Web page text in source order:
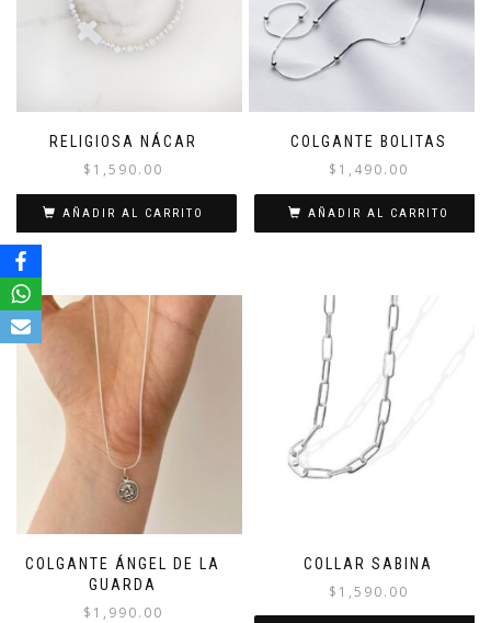
RELIGIOSA NÁCAR
$ 1,590.00
AÑADIR AL CARRITO
COLGANTE BOLITAS
$ 1,490.00
AÑADIR AL CARRITO
COLGANTE ÁNGEL DE LA
GUARDA
$ 1,990.00
COLLAR SABINA
$ 1,590.00